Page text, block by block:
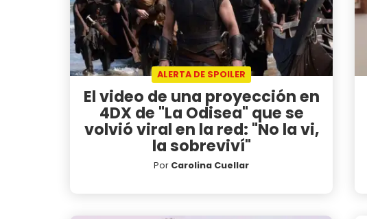
ALERTA DE SPOILER
El video de una proyección en
4DX de "La Odisea" que se
volvió viral en la red: "No la vi,
la sobreviví"
Por Carolina Cuellar